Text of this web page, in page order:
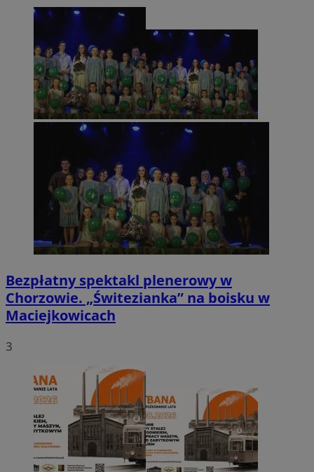
Bezpłatny spektakl plenerowy w
Chorzowie. „Świtezianka” na boisku w
Maciejkowicach
3